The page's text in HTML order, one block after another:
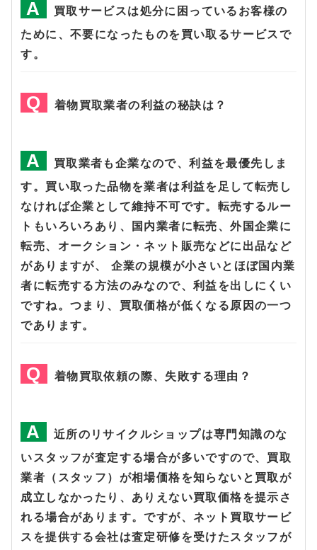
買取サービスは処分に困っているお客様の
ために、不要になったものを買い取るサービスで
す。
着物買取業者の利益の秘訣は？
買取業者も企業なので、利益を最優先しま
す。買い取った品物を業者は利益を足して転売し
なければ企業として維持不可です。転売するルー
トもいろいろあり、国内業者に転売、外国企業に
転売、オークション・ネット販売などに出品など
がありますが、 企業の規模が小さいとほぼ国内業
者に転売する方法のみなので、利益を出しにくい
ですね。つまり、買取価格が低くなる原因の一つ
であります。
着物買取依頼の際、失敗する理由？
近所のリサイクルショップは専門知識のな
いスタッフが査定する場合が多いですので、買取
業者（スタッフ）が相場価格を知らないと買取が
成立しなかったり、ありえない買取価格を提示さ
れる場合があります。ですが、ネット買取サービ
スを提供する会社は査定研修を受けたスタッフが